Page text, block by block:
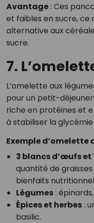
Avantage: Ces
et faibles en sucre, ce
alternative aux
sucre.
7.
L’omelette aux
pour un petit-
riche en protéines et
à stabiliser la
Exemple d’omelette
3 blancs d’œufs et
quantité de
bienfaits
Légumes:
Épices et herbes:
basilic.